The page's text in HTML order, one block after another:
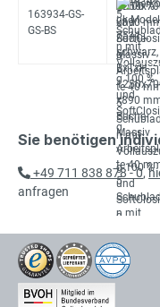
163934-GS-
GS-BS
Sie benötigen
+49 711 838 878 - 0,
anfragen